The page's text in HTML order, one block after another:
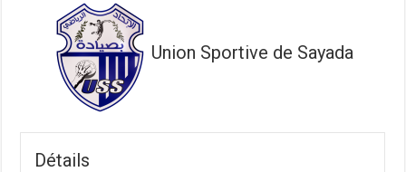
Union Sportive de Sayada
Détails